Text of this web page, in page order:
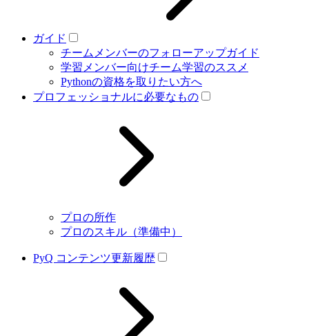
ガイド
チームメンバーのフォローアップガイド
学習メンバー向けチーム学習のススメ
Pythonの資格を取りたい方へ
プロフェッショナルに必要なもの
プロの所作
プロのスキル（準備中）
PyQ コンテンツ更新履歴